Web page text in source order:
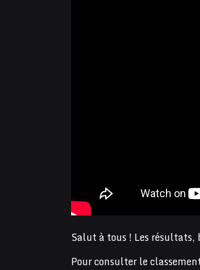
Salut à tous ! Les résultats,
Pour consulter le